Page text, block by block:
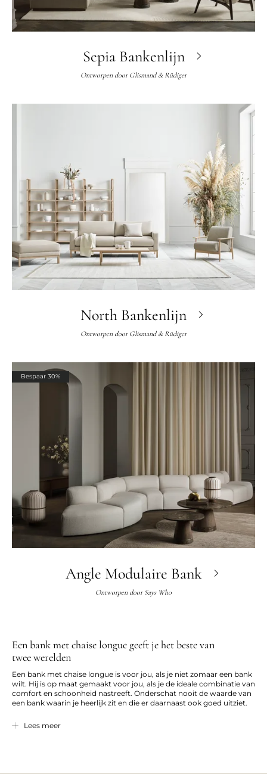
Sepia Bankenlijn
Ontworpen door Glismand & Rüdiger
North Bankenlijn
Ontworpen door Glismand & Rüdiger
Bespaar 30%
Angle Modulaire Bank
Ontworpen door Says Who
Een bank met chaise longue geeft je het beste van
twee werelden
Een bank met chaise longue is voor jou, als je niet zomaar een bank
wilt. Hij is op maat gemaakt voor jou, als je de ideale combinatie van
comfort en schoonheid nastreeft. Onderschat nooit de waarde van
een bank waarin je heerlijk zit en die er daarnaast ook goed uitziet.
In een bank met chaise longue kun je helemaal onderuit zakken en
Lees meer